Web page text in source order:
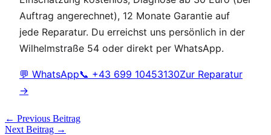
Auftrag angerechnet), 12 Monate Garantie auf
jede Reparatur. Du erreichst uns persönlich in der
Wilhelmstraße 54 oder direkt per WhatsApp.
💬 WhatsApp📞 +43 699 10453130Zur Reparatur
→
← Previous Beitrag
Next Beitrag →